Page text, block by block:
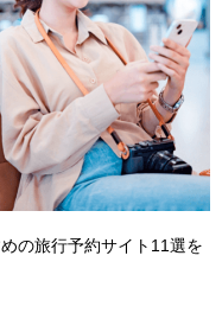
の旅行予約サイト11選を